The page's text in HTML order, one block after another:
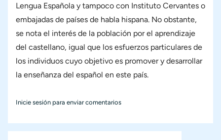
Lengua Española y tampoco con Instituto Cervantes o
embajadas de países de habla hispana. No obstante,
se nota el interés de la población por el aprendizaje
del castellano, igual que los esfuerzos particulares de
los individuos cuyo objetivo es promover y desarrollar
la enseñanza del español en este país.
Inicie sesión para enviar comentarios